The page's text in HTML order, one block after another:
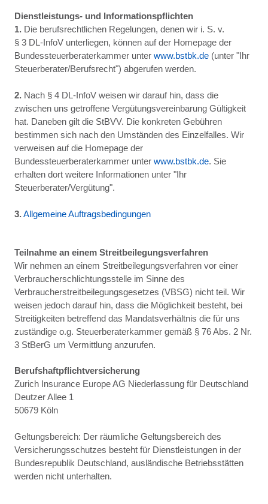
Dienstleistungs- und Informationspflichten
1. Die berufsrechtlichen Regelungen, denen wir i. S. v.
§ 3 DL-InfoV unterliegen, können auf der Homepage der
Bundessteuerberaterkammer unter www.bstbk.de (unter "Ihr
Steuerberater/Berufsrecht") abgerufen werden.
2. Nach § 4 DL-InfoV weisen wir darauf hin, dass die
zwischen uns getroffene Vergütungsvereinbarung Gültigkeit
hat. Daneben gilt die StBVV. Die konkreten Gebühren
bestimmen sich nach den Umständen des Einzelfalles. Wir
verweisen auf die Homepage der
Bundessteuerberaterkammer unter www.bstbk.de. Sie
erhalten dort weitere Informationen unter "Ihr
Steuerberater/Vergütung".
3.Allgemeine Auftragsbedingungen
Teilnahme an einem Streitbeilegungsverfahren
Wir nehmen an einem Streitbeilegungsverfahren vor einer
Verbraucherschlichtungsstelle im Sinne des
Verbraucherstreitbeilegungsgesetzes (VBSG) nicht teil. Wir
weisen jedoch darauf hin, dass die Möglichkeit besteht, bei
Streitigkeiten betreffend das Mandatsverhältnis die für uns
zuständige o.g. Steuerberaterkammer gemäß § 76 Abs. 2 Nr.
3 StBerG um Vermittlung anzurufen.
Berufshaftpflichtversicherung
Zurich Insurance Europe AG Niederlassung für Deutschland
Deutzer Allee 1
50679 Köln
Geltungsbereich: Der räumliche Geltungsbereich des
Versicherungsschutzes besteht für Dienstleistungen in der
Bundesrepublik Deutschland, ausländische Betriebsstätten
werden nicht unterhalten.